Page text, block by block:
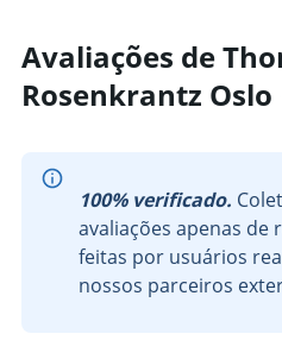
Avaliações de
Rosenkrantz Oslo
100% verificado.
avaliações apenas de
feitas por usuários
nossos parceiros